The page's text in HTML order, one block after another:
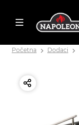
Početna Dodaci